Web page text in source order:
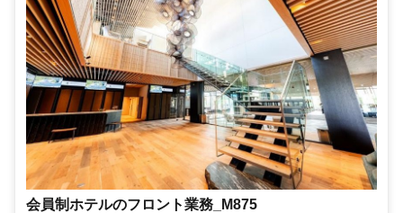
会員制ホテルのフロント業務_M875